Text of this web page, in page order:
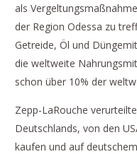
als
der Region Odessa zu
Getreide, Öl und
die weltweite
schon über 10% der
Zepp-LaRouche
Deutschlands, von den
kaufen und auf